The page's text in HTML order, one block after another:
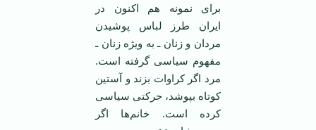
برای نمونه هم اکنون در
ایران طرز لباس پوشیدن
مردان و زنان ـ به ویژه زنان ـ
مفهوم سیاسی گرفته است.
مرد اگر کراوات بزند و آستین
کوتاه بپوشد، حرکتی سیاسی
کرده است. خانم‌ها اگر